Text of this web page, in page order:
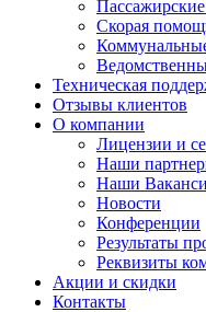
Скорая
Техническая
Отзывы клиентов
О компании
Лицензии и
Наши
Наши
Новости
Конференции
Результаты
Реквизиты
Акции и скидки
Контакты